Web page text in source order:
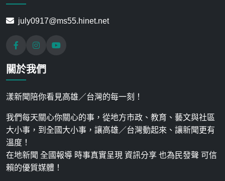
july0917@ms55.hinet.net
關於我們
漾新聞陪你看見高雄／台灣的每一刻！
我們每天關心你關心的事，從地方市政、教育、藝文與社區
大小事，到全國大小事，讓高雄／台灣動起來、讓新聞更有
溫度！
在地新聞 全國報導 時事真實呈現 資訊分享 也為民發聲 可信
賴的優質媒體！